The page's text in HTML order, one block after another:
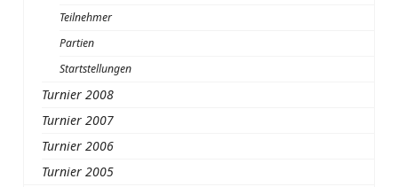
Teilnehmer
Partien
Startstellungen
Turnier 2008
Turnier 2007
Turnier 2006
Turnier 2005